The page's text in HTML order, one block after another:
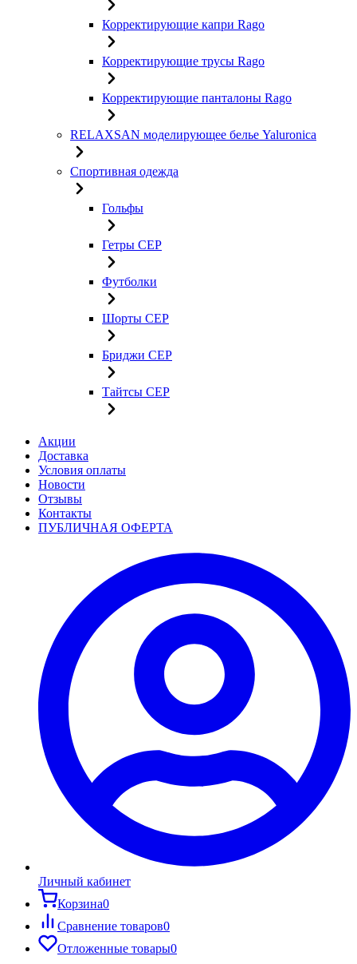
Корректирующие капри Rago
Корректирующие трусы Rago
Корректирующие панталоны Rago
RELAXSAN моделирующее белье Yaluroniсa
Спортивная одежда
Гольфы
Гетры CEP
Футболки
Шорты CEP
Бриджи CEP
Тайтсы CEP
Акции
Доставка
Условия оплаты
Новости
Отзывы
Контакты
ПУБЛИЧНАЯ ОФЕРТА
Личный кабинет
Корзина0
Сравнение товаров0
Отложенные товары0